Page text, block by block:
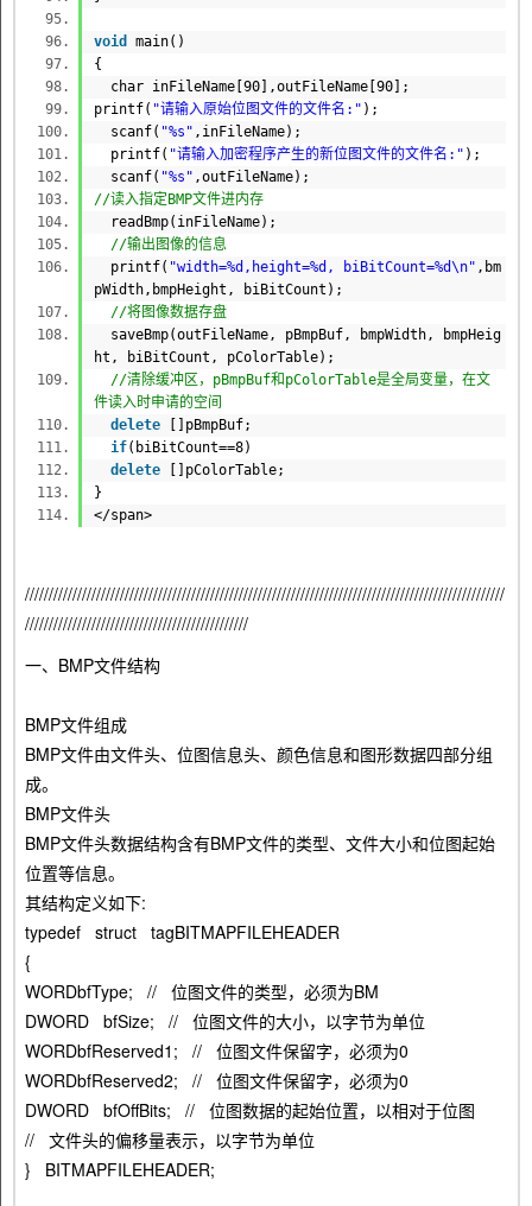
void
main()
{
char inFileName[90],outFileName[90];
printf( "请输入原始位图文件的文件名:" );
scanf( "%s" ,inFileName);
printf( "请输入加密程序产生的新位图文件的文件名:" );
scanf( "%s" ,outFileName);
//读入指定BMP文件进内存
readBmp(inFileName);
//输出图像的信息
printf( "width=%d,height=%d, biBitCount=%d\n" ,bm
pWidth,bmpHeight, biBitCount);
//将图像数据存盘
saveBmp(outFileName, pBmpBuf, bmpWidth, bmpHeig
ht, biBitCount, pColorTable);
//清除缓冲区，pBmpBuf和pColorTable是全局变量，在文
件读入时申请的空间
delete []pBmpBuf;
if(biBitCount==8)
delete []pColorTable;
}
</span>
/////////////////////////////////////////////////////////////////////////////////////////////////////
///////////////////////////////////////////////
一、BMP文件结构
BMP文件组成
BMP文件由文件头、位图信息头、颜色信息和图形数据四部分组
成。
BMP文件头
BMP文件头数据结构含有BMP文件的类型、文件大小和位图起始
位置等信息。
其结构定义如下:
typedef struct tagBITMAPFILEHEADER
{
WORDbfType; // 位图文件的类型，必须为BM
DWORD bfSize; // 位图文件的大小，以字节为单位
WORDbfReserved1; // 位图文件保留字，必须为0
WORDbfReserved2; // 位图文件保留字，必须为0
DWORD bfOffBits; // 位图数据的起始位置，以相对于位图
// 文件头的偏移量表示，以字节为单位
} BITMAPFILEHEADER;